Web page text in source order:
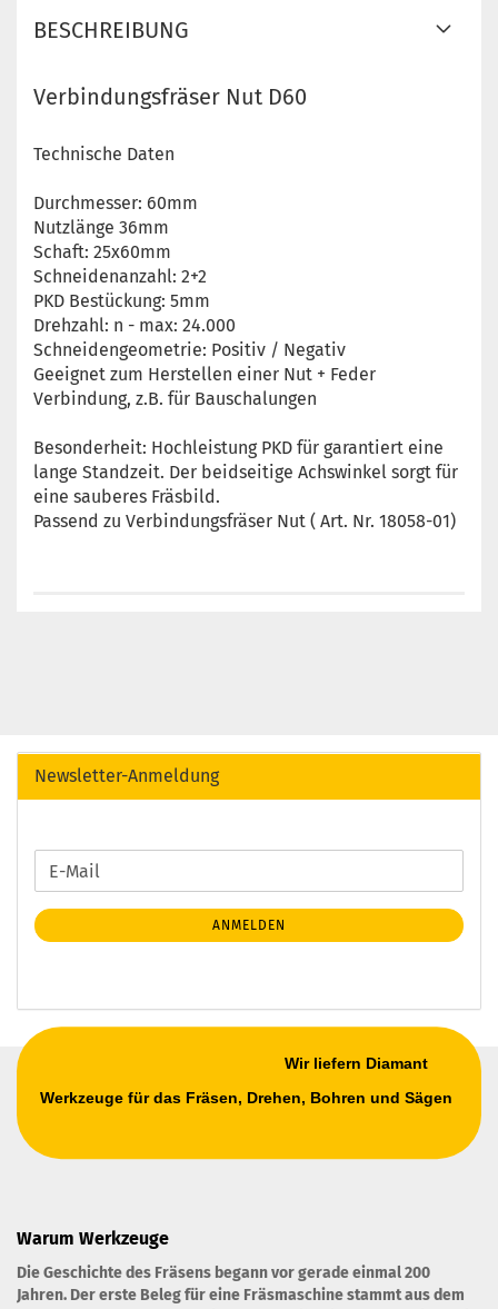
BESCHREIBUNG
Verbindungsfräser Nut D60
Technische Daten
Durchmesser: 60mm
Nutzlänge 36mm
Schaft: 25x60mm
Schneidenanzahl: 2+2
PKD Bestückung: 5mm
Drehzahl: n - max: 24.000
Schneidengeometrie: Positiv / Negativ
Geeignet zum Herstellen einer Nut + Feder
Verbindung, z.B. für Bauschalungen
Besonderheit: Hochleistung PKD für garantiert eine
lange Standzeit. Der beidseitige Achswinkel sorgt für
eine sauberes Fräsbild.
Passend zu Verbindungsfräser Nut ( Art. Nr. 18058-01)
Newsletter-Anmeldung
WEITER
ZUR
NEWSLETTER-
ANMELDUNG
E-
Mail
ANMELDEN
Wir liefern Diamant
Werkzeuge für das Fräsen, Drehen, Bohren und Sägen
Warum Werkzeuge
Die Geschichte des Fräsens begann vor gerade einmal 200
Jahren. Der erste Beleg für eine Fräsmaschine stammt aus dem